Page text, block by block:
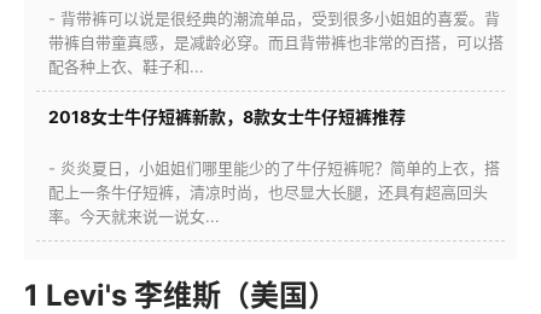
- 背带裤可以说是很经典的潮流单品，受到很多小姐姐的喜爱。背
带裤自带童真感，是减龄必穿。而且背带裤也非常的百搭，可以搭
配各种上衣、鞋子和...
2018女士牛仔短裤新款，8款女士牛仔短裤推荐
- 炎炎夏日，小姐姐们哪里能少的了牛仔短裤呢？简单的上衣，搭
配上一条牛仔短裤，清凉时尚，也尽显大长腿，还具有超高回头
率。今天就来说一说女...
1 Levi's 李维斯（美国）